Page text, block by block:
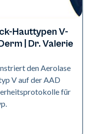
Hauttypen V-
| Dr. Valerie
den Aerolase
V auf der AAD
für